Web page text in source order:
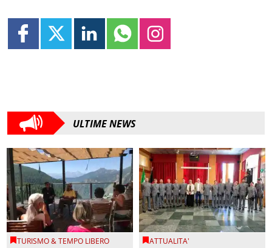
ULTIME NEWS
TURISMO & TEMPO LIBERO ATTUALITA'